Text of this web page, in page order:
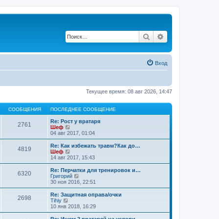
Поиск
Вход
Текущее время: 08 авг 2026, 14:47
СООБЩЕНИЯ ПОСЛЕДНЕЕ СООБЩЕНИЕ
2761
Re: Рост у вратаря
Шеф
е
р
е
т
п
о
с
е
н
е
04 авг 2017, 01:04
4819
Re: Как избежать травм?Как до…
Шеф
е
р
е
й
т
п
о
с
14 авг 2017, 15:43
6320
Re: Перчатки для тренировок и…
Григорий
е
р
е
т
и
к
30 ноя 2016, 22:51
2698
Re: Защитная оправа/очки
Tihiy
е
р
е
10 янв 2018, 16:29